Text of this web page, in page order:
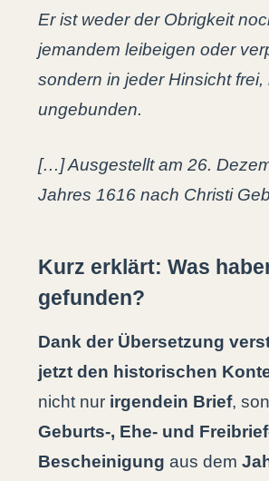
Er ist weder der Obrigkeit
jemandem leibeigen oder
sondern in jeder Hinsicht frei,
ungebunden.
[…] Ausgestellt am 26.
Jahres 1616 nach Christi
Kurz erklärt: Was
gefunden?
Dank der Übersetzung
jetzt den historischen
nicht nur irgendein Brief,
Geburts-, Ehe- und
Bescheinigung aus dem